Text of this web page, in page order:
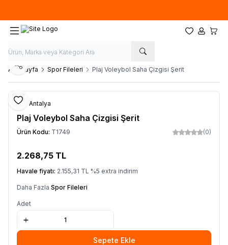
Favorilerim
Hesabım
Ana Sayfa Spor Fileleri Plaj Voleybol Saha Çizgisi Şerit
Favoriye Ekle
Paylaş
File Antalya
Plaj Voleybol Saha Çizgisi Şerit
Ürün Kodu: T1749 (0)
2.268,75 TL
Havale fiyatı: 2.155,31 TL %5 extra indirim
Daha Fazla Spor Fileleri
Adet
Sepete Ekle